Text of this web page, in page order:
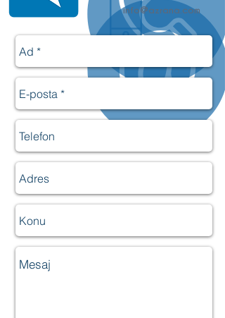
info@azrana.com